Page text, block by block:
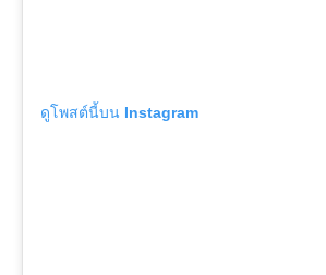
ดูโพสต์นี้บน Instagram